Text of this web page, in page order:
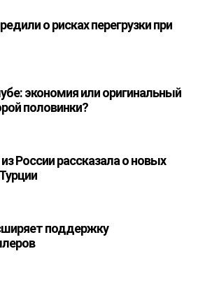
о рисках перегрузки при
экономия или оригинальный
половинки?
России рассказала о новых
поддержку